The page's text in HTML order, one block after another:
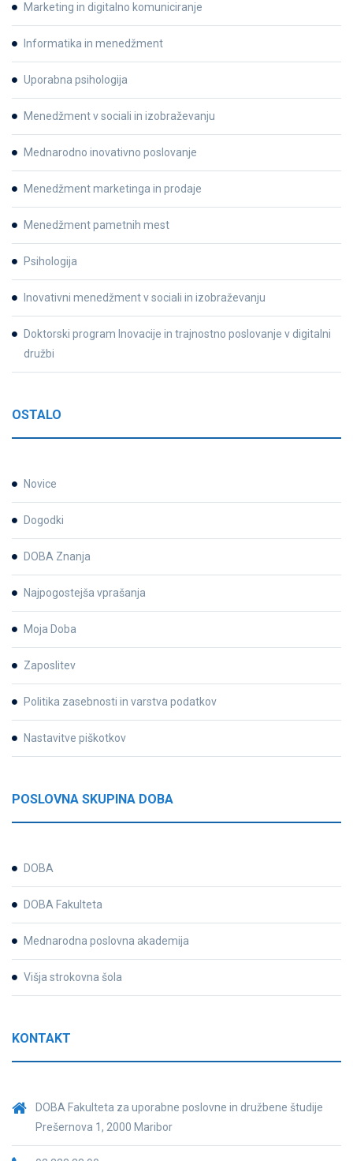
Marketing in digitalno komuniciranje
Informatika in menedžment
Uporabna psihologija
Menedžment v sociali in izobraževanju
Mednarodno inovativno poslovanje
Menedžment marketinga in prodaje
Menedžment pametnih mest
Psihologija
Inovativni menedžment v sociali in izobraževanju
Doktorski program Inovacije in trajnostno poslovanje v digitalni
družbi
OSTALO
Novice
Dogodki
DOBA Znanja
Najpogostejša vprašanja
Moja Doba
Zaposlitev
Politika zasebnosti in varstva podatkov
Nastavitve piškotkov
POSLOVNA SKUPINA DOBA
DOBA
DOBA Fakulteta
Mednarodna poslovna akademija
Višja strokovna šola
KONTAKT
DOBA Fakulteta za uporabne poslovne in družbene študije
Prešernova 1, 2000 Maribor